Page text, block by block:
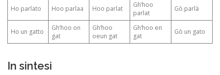
Ho parlato Hoo parlaa Hoo parlat
Gh’hoo
parlat
Gò parlà
Ho un gatto
Gh’hoo on
gat
Gh’hoo
oeun gat
Gh’hoo en
gat
Gò un gato
In sintesi